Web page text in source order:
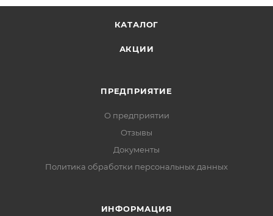
КАТАЛОГ
АКЦИИ
ПРЕДПРИЯТИЕ
О предприятии
Отзывы
Документы
Политика обработки персональных данных
ИНФОРМАЦИЯ